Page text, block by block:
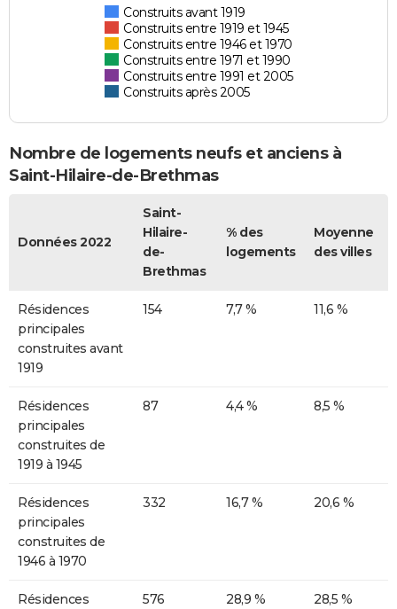
Construits avant 1919
Construits entre 1919 et 1945
Construits entre 1946 et 1970
Construits entre 1971 et 1990
Construits entre 1991 et 2005
Construits après 2005
Nombre de logements neufs et anciens à
Saint-Hilaire-de-Brethmas
Données 2022
Saint-
Hilaire-
de-
Brethmas
% des
logements
Moyenne
des villes
Résidences
principales
construites avant
1919
154 7,7 % 11,6 %
Résidences
principales
construites de
1919 à 1945
87 4,4 % 8,5 %
Résidences
principales
construites de
1946 à 1970
332 16,7 % 20,6 %
Résidences
576 28,9 % 28,5 %